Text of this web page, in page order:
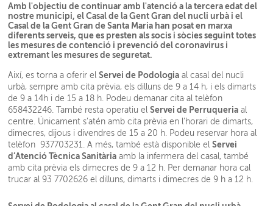
Amb l'objectiu de continuar amb l'atenció a la tercera edat del
nostre municipi, el Casal de la Gent Gran del nucli urbà i el
Casal de la Gent Gran de Santa Maria han posat en marxa
diferents serveis, que es presten als socis i sòcies seguint totes
les mesures de contenció i prevenció del coronavirus i
extremant les mesures de seguretat.
Així, es torna a oferir elServei de Podologia al casal del nucli
urbà, sempre amb cita prèvia, els dilluns de 9 a 14 h, i els dimarts
de 9 a 14h i de 15 a 18 h. Podeu demanar cita al telèfon
658432246. També resta operatiu elServei de Perruqueria al
centre. Únicament s’atén amb cita prèvia en l’horari de dimarts,
dimecres, dijous i divendres de 15 a 20 h. Podeu reservar hora al
telèfon 937703231. A més, també està disponible elServei
d’Atenció Tècnica Sanitària amb la infermera del casal, també
amb cita prèvia els dimecres de 9 a 12 h. Per demanar hora cal
trucar al 93 7702626 el dilluns, dimarts i dimecres de 9 h a 12 h.